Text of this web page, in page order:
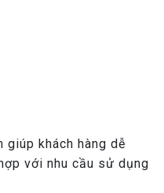
giúp khách hàng dễ
với nhu cầu sử dụng